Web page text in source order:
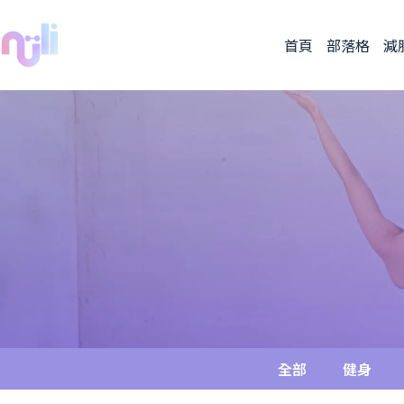
首頁 部落格 減
全部 健身